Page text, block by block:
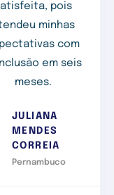
pois
minhas
com
em seis
meses.
JULIANA
MENDES
CORREIA
Pernambuco